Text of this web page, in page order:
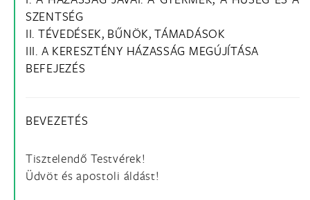
SZENTSÉG
II. TÉVEDÉSEK, BŰNÖK, TÁMADÁSOK
III. A KERESZTÉNY HÁZASSÁG MEGÚJÍTÁSA
BEFEJEZÉS
BEVEZETÉS
Tisztelendő Testvérek!
Üdvöt és apostoli áldást!